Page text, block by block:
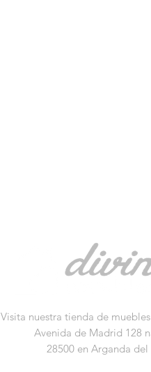
Visita nuestra tienda de
Avenida de Madrid 128
28500 en Arganda del